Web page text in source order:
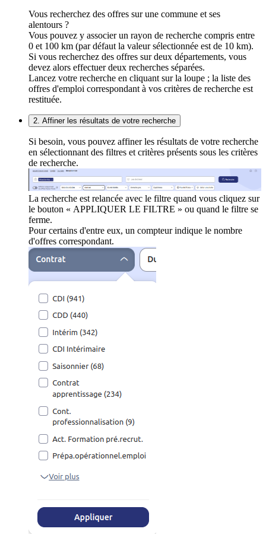
Vous recherchez des offres sur une commune et ses
alentours ?
Vous pouvez y associer un rayon de recherche compris entre
0 et 100 km (par défaut la valeur sélectionnée est de 10 km).
Si vous recherchez des offres sur deux départements, vous
devez alors effectuer deux recherches séparées.
Lancez votre recherche en cliquant sur la loupe ; la liste des
offres d'emploi correspondant à vos critères de recherche est
restituée.
2. Affiner les résultats de votre recherche
Si besoin, vous pouvez affiner les résultats de votre recherche
en sélectionnant des filtres et critères présents sous les critères
de recherche.
La recherche est relancée avec le filtre quand vous cliquez sur
le bouton « APPLIQUER LE FILTRE » ou quand le filtre se
ferme.
Pour certains d'entre eux, un compteur indique le nombre
d'offres correspondant.